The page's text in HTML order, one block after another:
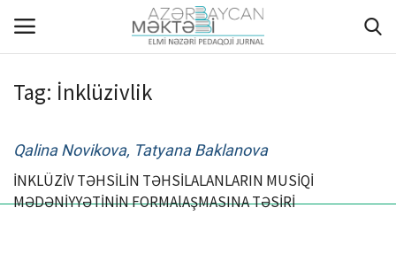
REDAKSİYA HEYƏTİ
Tag: İnklüzivlik
Qalina Novikova, Tatyana Baklanova
İNKLÜZİV TƏHSİLİN TƏHSİLALANLARIN MUSİQİ
MƏDƏNİYYƏTİNİN FORMAlAŞMASINA TƏSİRİ